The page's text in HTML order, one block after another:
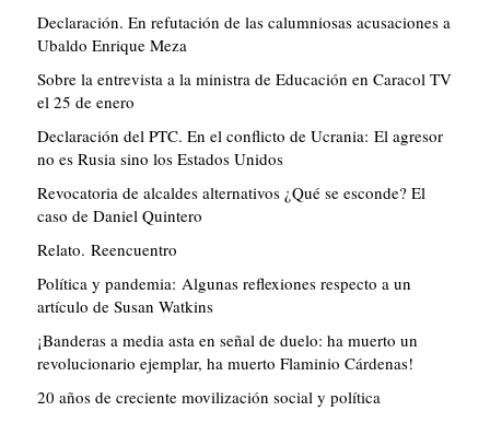
Declaración. En refutación de las calumniosas acusaciones a
Ubaldo Enrique Meza
Sobre la entrevista a la ministra de Educación en Caracol TV
el 25 de enero
Declaración del PTC. En el conflicto de Ucrania: El agresor
no es Rusia sino los Estados Unidos
Revocatoria de alcaldes alternativos ¿Qué se esconde? El
caso de Daniel Quintero
Relato. Reencuentro
Política y pandemia: Algunas reflexiones respecto a un
artículo de Susan Watkins
¡Banderas a media asta en señal de duelo: ha muerto un
revolucionario ejemplar, ha muerto Flaminio Cárdenas!
20 años de creciente movilización social y política